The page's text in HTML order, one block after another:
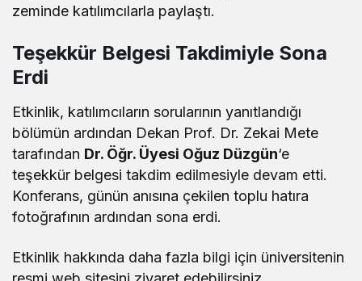
zeminde katılımcılarla paylaştı.
Teşekkür Belgesi Takdimiyle Sona
Erdi
Etkinlik, katılımcıların sorularının yanıtlandığı
bölümün ardından Dekan Prof. Dr. Zekai Mete
tarafından Dr. Öğr. Üyesi Oğuz Düzgün‘e
teşekkür belgesi takdim edilmesiyle devam etti.
Konferans, günün anısına çekilen toplu hatıra
fotoğrafının ardından sona erdi.
Etkinlik hakkında daha fazla bilgi için üniversitenin